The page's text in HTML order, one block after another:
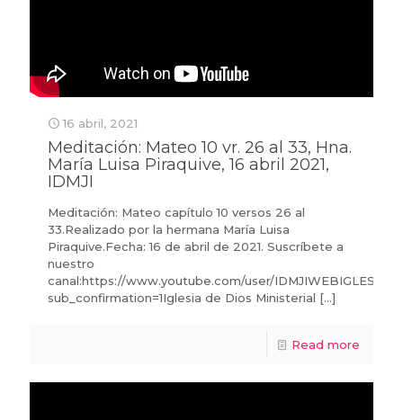
16 abril, 2021
Meditación: Mateo 10 vr. 26 al 33, Hna.
María Luisa Piraquive, 16 abril 2021,
IDMJI
Meditación: Mateo capítulo 10 versos 26 al
33.Realizado por la hermana María Luisa
Piraquive.Fecha: 16 de abril de 2021. Suscríbete a
nuestro
canal:https://www.youtube.com/user/IDMJIWEBIGLESIA?
sub_confirmation=1Iglesia de Dios Ministerial […]
Read more